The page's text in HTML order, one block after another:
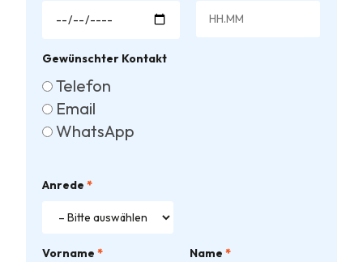
Gewünschter Kontakt
Telefon
Email
WhatsApp
Anrede*
Vorname* Name*